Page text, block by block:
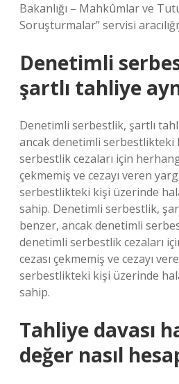
Bakanlığı – Mahkûmlar ve
Soruşturmalar” servisi
Denetimli
şartlı tahliye
Denetimli serbestlik, şartlı
ancak denetimli serbestlikteki
serbestlik cezaları için
çekmemiş ve cezayı veren
serbestlikteki kişi üzerinde
sahip. Denetimli serbestlik,
benzer, ancak denetimli
denetimli serbestlik cezaları
cezası çekmemiş ve cezayı
serbestlikteki kişi üzerinde
sahip.
Tahliye davası
değer nasıl